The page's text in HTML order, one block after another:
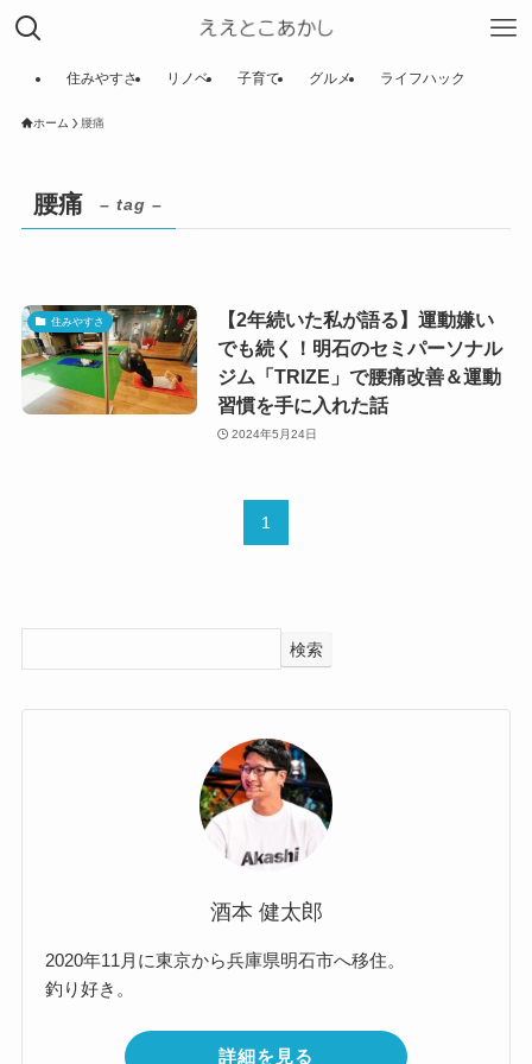
住みやすさ リノベ 子育て グルメ ライフハック
ホーム 腰痛
腰痛 – tag –
住みやすさ
【2年続いた私が語る】運動嫌い
でも続く！明石のセミパーソナル
ジム「TRIZE」で腰痛改善＆運動
習慣を手に入れた話
2024年5月24日
1
検索
酒本 健太郎
2020年11月に東京から兵庫県明石市へ移住。
釣り好き。
詳細を見る